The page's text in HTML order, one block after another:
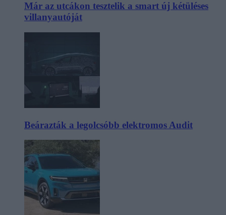
Már az utcákon tesztelik a smart új kétüléses
villanyautóját
Beárazták a legolcsóbb elektromos Audit